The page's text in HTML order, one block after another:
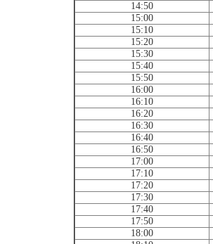
14:50
15:00
15:10
15:20
15:30
15:40
15:50
16:00
16:10
16:20
16:30
16:40
16:50
17:00
17:10
17:20
17:30
17:40
17:50
18:00